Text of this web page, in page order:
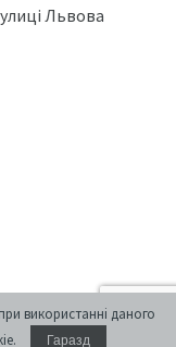
Львова
використанні даного
Гаразд